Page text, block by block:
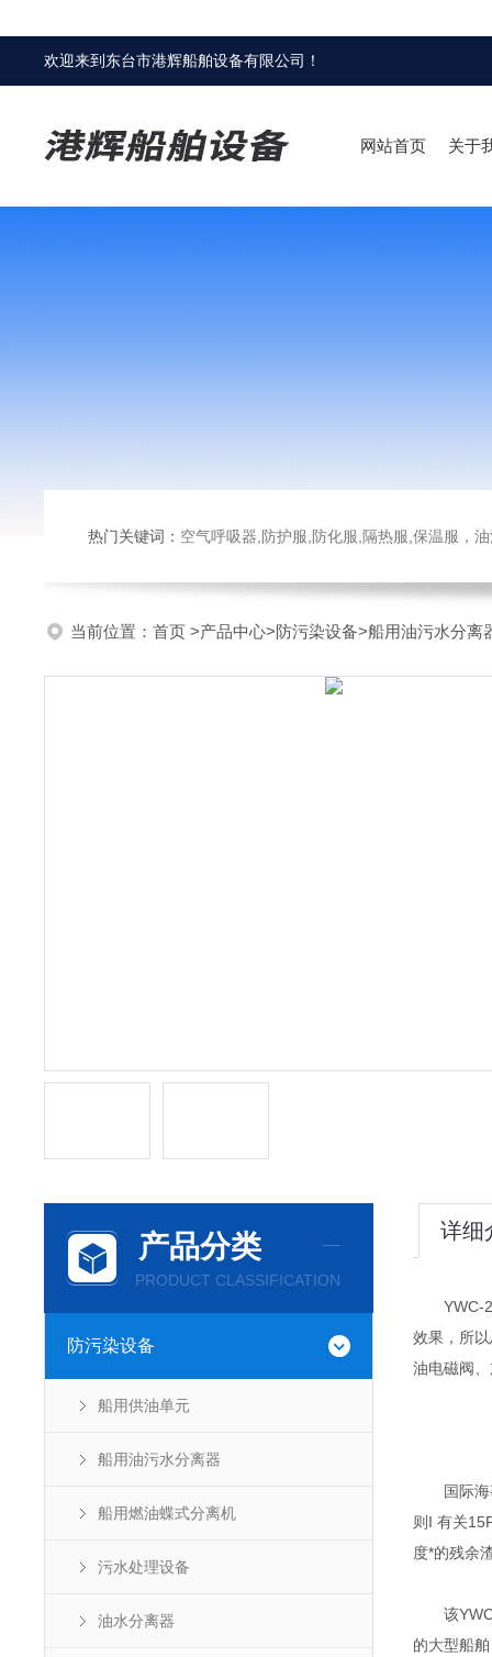
欢迎来到 东台市港辉船舶设备有限公司 ！
网站首页 关于
热门关键词： 空气呼吸器,防护服,防化服,隔热服,保温服，
当前位置： 首页 >产品中心>防污染设备>船用油污水分离
产品分类
PRODUCT CLASSIFICATION
防污染设备
船用供油单元
船用油污水分离器
船用燃油蝶式分离机
污水处理设备
油水分离器
详细
YWC-2
效果，所
油电磁阀
国际海事
则I 有关
度*的残余
该YWC
的大型船